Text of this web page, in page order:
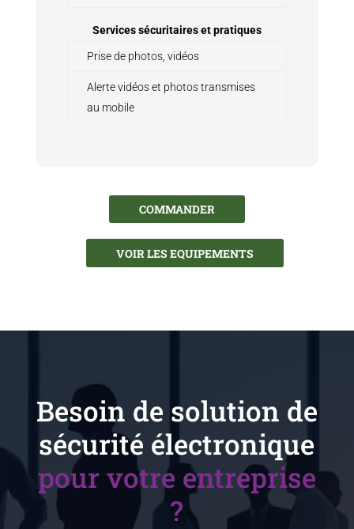
Services sécuritaires et pratiques
Prise de photos, vidéos
Alerte vidéos et photos transmises
au mobile
COMMANDER
VOIR LES EQUIPEMENTS
Besoin de solution de
sécurité électronique
pour votre entreprise
?